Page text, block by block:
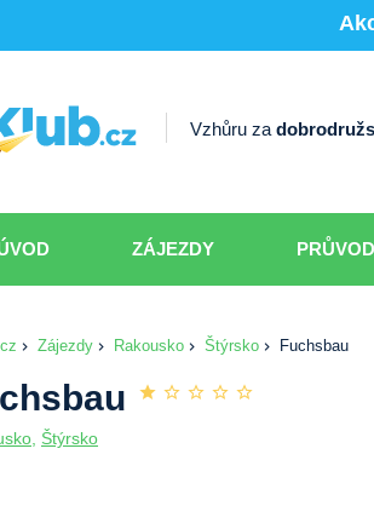
Vzhůru za
ZÁJEZDY
Zájezdy Rakousko Štýrsko Fuchsbau
Štýrsko